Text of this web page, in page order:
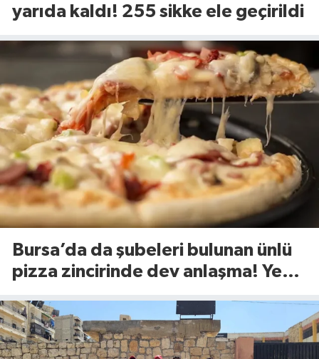
yarıda kaldı! 255 sikke ele geçirildi
Bursa’da da şubeleri bulunan ünlü
pizza zincirinde dev anlaşma! Yeni